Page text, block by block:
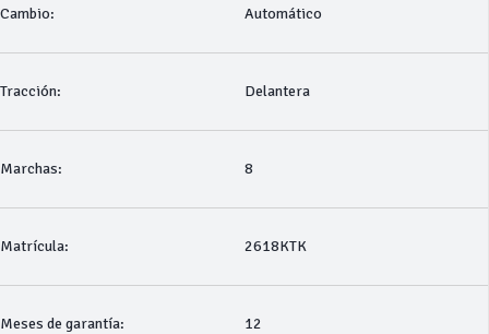
Cambio: Automático
Tracción: Delantera
Marchas: 8
Matrícula: 2618KTK
Meses de garantía: 12